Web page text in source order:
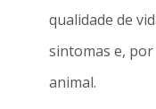
qualidade de
sintomas e,
animal.